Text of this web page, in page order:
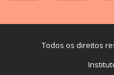
Todos os direitos